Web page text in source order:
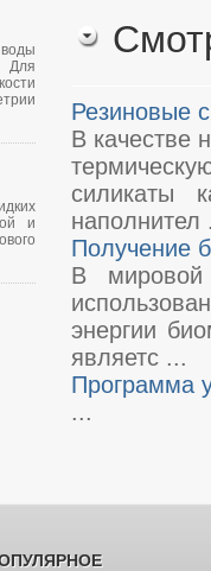
и
Резиновые
В качестве
силикаты
наполнител
Получение
В мировой
энергии
являетс ...
Программа
...